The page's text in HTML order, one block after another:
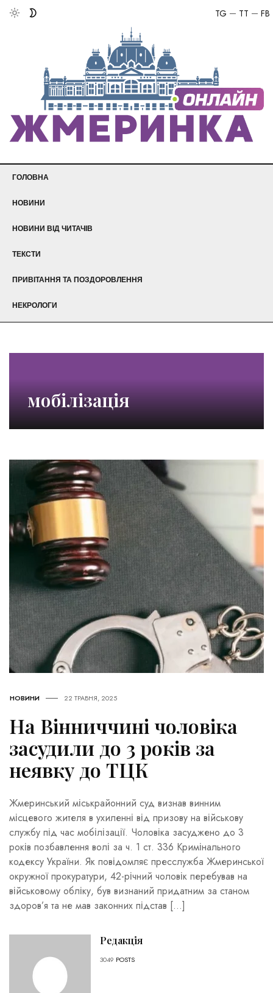
FB
TT
TG
ГОЛОВНА
НОВИНИ
НОВИНИ ВІД ЧИТАЧІВ
ТЕКСТИ
ПРИВІТАННЯ ТА ПОЗДОРОВЛЕННЯ
НЕКРОЛОГИ
мобілізація
НОВИНИ 22 ТРАВНЯ, 2025
На Вінниччині чоловіка
засудили до 3 років за
неявку до ТЦК
Жмеринський міськрайонний суд визнав винним
місцевого жителя в ухиленні від призову на військову
службу під час мобілізації. Чоловіка засуджено до 3
років позбавлення волі за ч. 1 ст. 336 Кримінального
кодексу України. Як повідомляє пресслужба Жмеринської
окружної прокуратури, 42-річний чоловік перебував на
військовому обліку, був визнаний придатним за станом
здоров’я та не мав законних підстав […]
Редакція
3049 POSTS